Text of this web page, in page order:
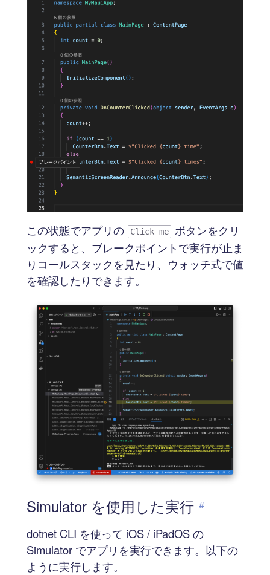
この状態でアプリの Click me
ボタンをクリ
ックすると、ブレークポイントで実行が止ま
りコールスタックを見たり、ウォッチ式で値
を確認したりできます。
Simulator を使用した実行 #
dotnet CLI を使って iOS / iPadOS の
Simulator でアプリを実行できます。以下の
ように実行します。